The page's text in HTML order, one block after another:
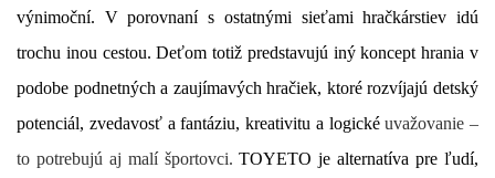
výnimoční. V porovnaní s ostatnými sieťami hračkárstiev idú
trochu inou cestou. Deťom totiž predstavujú iný koncept hrania v
podobe podnetných a zaujímavých hračiek, ktoré rozvíjajú detský
potenciál, zvedavosť a fantáziu, kreativitu a logickéuvažovanie –
to potrebujú aj malí športovci.TOYETO je alternatíva pre ľudí,